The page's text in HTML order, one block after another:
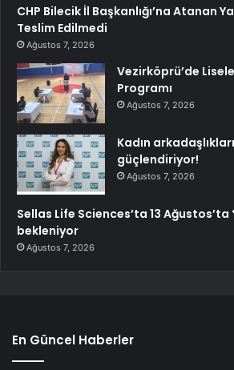
CHP Bilecik İl Başkanlığı’na Atanan
Teslim Edilmedi
Ağustos 7, 2026
Vezirköprü’de
Programı
Ağustos 7, 2026
Kadın
güçlendiriyor!
Ağustos 7, 2026
Sellas Life Sciences’ta 13 Ağustos’ta
bekleniyor
Ağustos 7, 2026
En Güncel Haberler